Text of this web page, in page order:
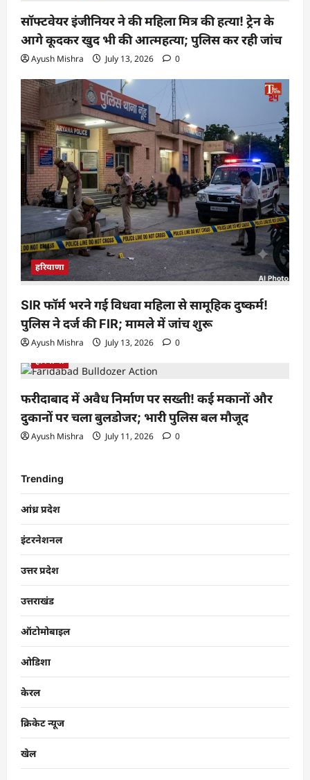
सॉफ्टवेयर इंजीनियर ने की महिला मित्र की हत्या! ट्रेन के
आगे कूदकर खुद भी की आत्महत्या; पुलिस कर रही जांच
Ayush Mishra July 13, 2026 0
हरियाणा
SIR फॉर्म भरने गई विधवा महिला से सामूहिक दुष्कर्म!
पुलिस ने दर्ज की FIR; मामले में जांच शुरू
Ayush Mishra July 13, 2026
0
हरियाणा
फरीदाबाद में अवैध निर्माण पर सख्ती! कई मकानों और
दुकानों पर चला बुलडोजर; भारी पुलिस बल मौजूद
Ayush Mishra July 11, 2026 0
Trending
आंध्र प्रदेश
इंटरनेशनल
उत्तर प्रदेश
उत्तराखंड
ऑटोमोबाइल
ओडिशा
केरल
क्रिकेट न्यूज
खेल